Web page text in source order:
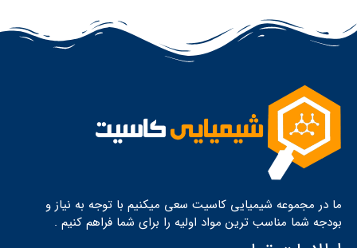
ما در مجموعه شیمیایی کاسیت سعی میکنیم با توجه به نیاز و
بودجه شما مناسب ترین مواد اولیه را برای شما فراهم کنیم .